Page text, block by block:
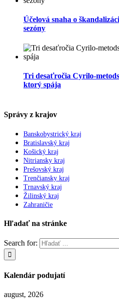
Účelová snaha o
sezóny
Tri desaťročia Cyrilo-
ktorý spája
Správy z krajov
Banskobystrický kraj
Bratislavský kraj
Košický kraj
Nitriansky kraj
Prešovský kraj
Trenčiansky kraj
Trnavský kraj
Žilinský kraj
Zahraničie
Hľadať na stránke
Search for:
Kalendár podujatí
august, 2026